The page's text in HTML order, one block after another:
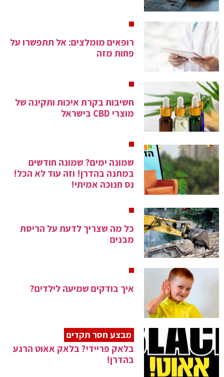
רופאים מומלצים: אל תתפשרו על
פחות מזה
חשיבות בקרת איכות ותקינה של
מוצרי CBD בישראל
שמונה ימים? שמונה חודשים
במתנה בהדרן! וזה עוד לא הכל!
נס חנוכה אמיתי!
כל מה שצריך לדעת על הריסת
מבנים
איך בודקים שמיעה לילדים?
מבצע חסר תקדים
בלאק פריידי? בלאק אאוט הרגע
בהדרן!